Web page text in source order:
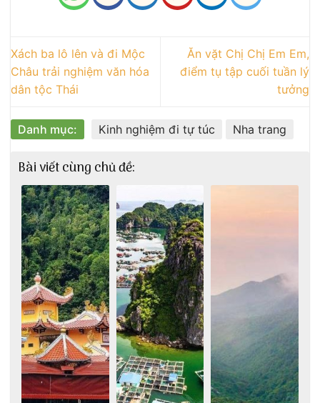
Xách ba lô lên và đi Mộc
Châu trải nghiệm văn hóa
dân tộc Thái
Ăn vặt Chị Chị Em Em,
điểm tụ tập cuối tuần lý
tưởng
Danh mục: Kinh nghiệm đi tự túc Nha trang
Bài viết cùng chủ đề: